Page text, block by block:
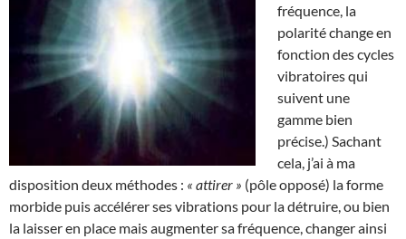
fréquence, la
polarité change en
fonction des cycles
vibratoires qui
suivent une
gamme bien
précise.) Sachant
cela, j’ai à ma
disposition deux méthodes : « attirer » (pôle opposé) la forme
morbide puis accélérer ses vibrations pour la détruire, ou bien
la laisser en place mais augmenter sa fréquence, changer ainsi